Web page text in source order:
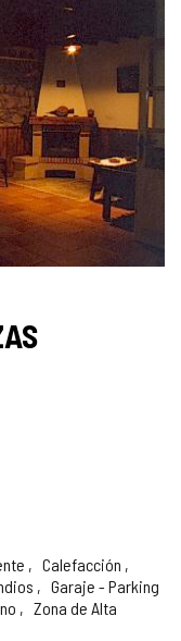
Calefacción
Garaje - Parking
Zona de Alta